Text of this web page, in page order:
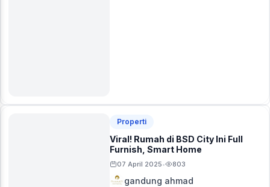
Properti
Viral! Rumah di BSD City Ini Full
Furnish, Smart Home
07 April 2025• 803
gandung ahmad